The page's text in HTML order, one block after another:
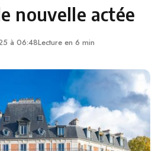
nouvelle actée
à 06:48Lecture en 6 min